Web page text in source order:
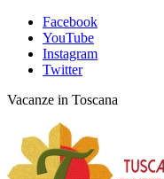
Facebook
YouTube
Instagram
Twitter
Vacanze in Toscana